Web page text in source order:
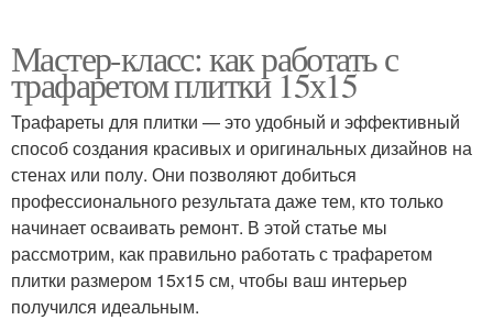
Мастер-класс: как работать с
трафаретом плитки 15х15
Трафареты для плитки — это удобный и эффективный
способ создания красивых и оригинальных дизайнов на
стенах или полу. Они позволяют добиться
профессионального результата даже тем, кто только
начинает осваивать ремонт. В этой статье мы
рассмотрим, как правильно работать с трафаретом
плитки размером 15х15 см, чтобы ваш интерьер
получился идеальным.